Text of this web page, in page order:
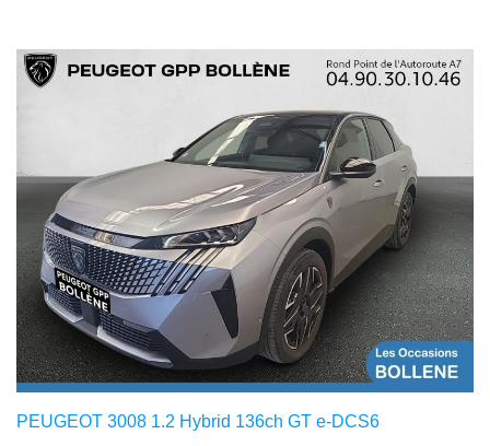
PEUGEOT 3008 1.2 Hybrid 136ch GT e-DCS6